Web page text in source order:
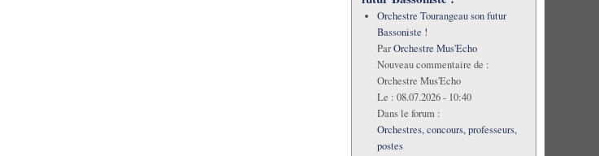
Orchestre Tourangeau son futur
Bassoniste !
ParOrchestre Mus'Echo
Nouveau commentaire de :
Orchestre Mus'Echo
Le : 08.07.2026 - 10:40
Dans le forum :
Orchestres, concours, professeurs,
postes